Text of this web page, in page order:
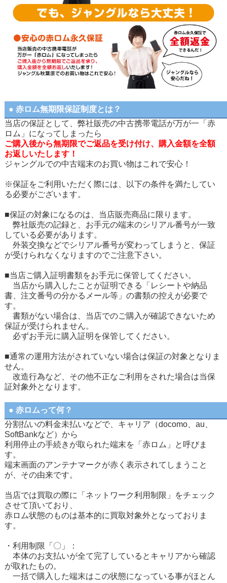
● 赤ロム無期限保証制度とは？
当店の保証として、弊社販売の中古携帯電話が万が一「赤
ロム」になってしまったら
ご購入後から無期限でご返品を受け付け、購入金額を全額
お返しいたします！
ジャングルでの中古端末のお買い物はこれで安心！
※保証をご利用いただく際には、以下の条件を満たしてい
る必要がございます。
■保証の対象になるのは、当店販売商品に限ります。
弊社販売の記録と、お手元の端末のシリアル番号が一致
している必要があります。
外装交換などでシリアル番号が変わってしまうと、保証
が受けられなくなりますのでご注意下さい。
■当店ご購入証明書類をお手元に保管してください。
当店から購入したことが証明できる「レシートや納品
書、注文番号の分かるメール等」の書類の控えが必要で
す。
書類がない場合は、当店でのご購入が確認できないため
保証が受けられません。
必ずお手元に購入証明を保管してください。
■通常の運用方法がされていない場合は保証の対象となりま
せん。
改造行為など、その他不正なご利用をされた場合は当保
証対象外となります。
● 赤ロムって何？
分割払いの料金未払いなどで、キャリア（docomo、au、
SoftBankなど）から
利用停止の手続きが取られた端末を「赤ロム」と呼びま
す。
端末画面のアンテナマークが赤く表示されてしまうこと
が、その由来です。
当店では買取の際に「ネットワーク利用制限」をチェック
させて頂いており、
赤ロム状態のものは基本的に買取対象外となっておりま
す。
・利用制限「〇」：
本体のお支払いが全て完了しているとキャリアから確認
が取れたもの。
一括で購入した端末はこの状態になっている事がほとん